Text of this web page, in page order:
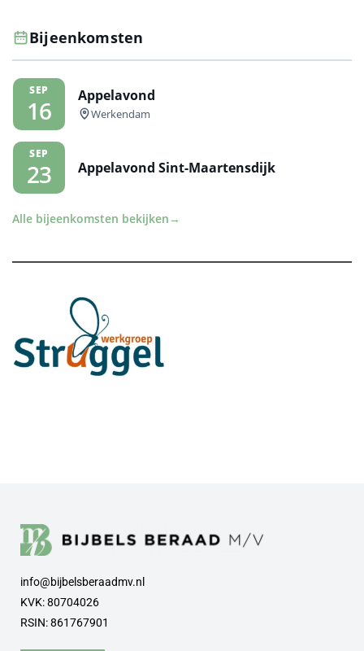
Bijeenkomsten
SEP
16
Appelavond
Werkendam
SEP
23 Appelavond Sint-Maartensdijk
Alle bijeenkomsten bekijken →
info@bijbelsberaadmv.nl
KVK: 80704026
RSIN: 861767901